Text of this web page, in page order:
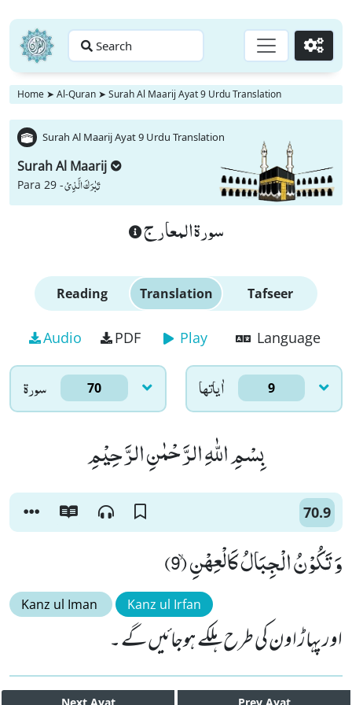
Search Go
Home ➤ Al-Quran ➤ Surah Al Maarij Ayat 9 Urdu Translation
Surah Al Maarij Ayat 9 Urdu Translation
Surah Al Maarij
Para 29 -تَبٰرَكَ الَّذِیْ
سورة المعارج
Reading Translation Tafseer
Audio PDF Play Language
سورۃ 70 اٰياتها 9
بِسْمِ اللّٰهِ الرَّحْمٰنِ الرَّحِیْمِ
70.9
وَ تَكُوْنُ الْجِبَالُ كَالْعِهْنِۙ (9)
Kanz ul Iman Kanz ul Irfan
اور پہاڑ اون کی طرح ہلکے ہوجائیں گے ۔